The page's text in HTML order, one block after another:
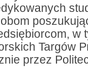
w
Targów
przez